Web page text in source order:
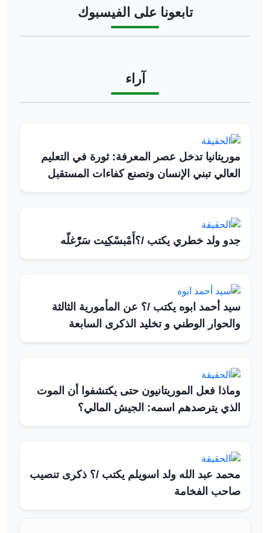
تابعونا على الفيسبوك
آراء
موريتانيا تدخل عصر المعرفة: ثورة في التعليم
العالي تبني الإنسان وتصنع كفاءات المستقبل
جدو ولد خطري يكتب /؟أَمْبسْكِيت سَرّْغلّه
سيد أحمد ابوه يكتب /؟ عن المأمورية الثالثة
والحوار الوطني و تخليد الذكرى السابعة
وماذا فعل الموريتانيون حتى يكتشفوا أن الموت
الذي يترصدهم اسمه: الجيش المالي؟
محمد عبد الله ولد اسويلم يكتب /؟ ذكرى تنصيب
صاحب الفخامة